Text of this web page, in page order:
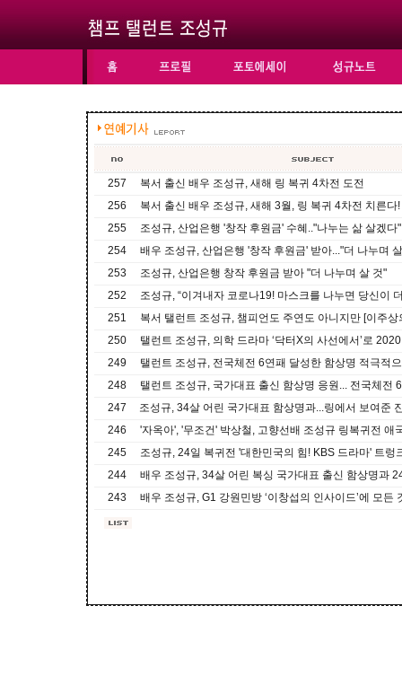
257
복서 출신 배우 조성규, 새해 링 복귀 4차전 도전
256
복서 출신 배우 조성규, 새해 3월, 링 복귀 4차전 치른다!
255
조성규, 산업은행 '창작 후원금' 수혜.."나누는 삶 살겠다"
254
배우 조성규, 산업은행 '창작 후원금' 받아..."더 나누며
253
조성규, 산업은행 창작 후원금 받아 "더 나누며 살 것"
252
조성규, “이겨내자 코로나19! 마스크를 나누면 당신이
251
복서 탤런트 조성규, 챔피언도 주연도 아니지만 [이주상
250
탤런트 조성규, 의학 드라마 ‘닥터X의 사선에서’로
249
탤런트 조성규, 전국체전 6연패 달성한 함상명 적극적
248
탤런트 조성규, 국가대표 출신 함상명 응원... 전국체전
247
조성규, 34살 어린 국가대표 함상명과...링에서 보여준
246
'자옥아', '무조건' 박상철, 고향선배 조성규 링복귀전 애
245
조성규, 24일 복귀전 '대한민국의 힘! KBS 드라마' 트렁
244
배우 조성규, 34살 어린 복싱 국가대표 출신 함상명과
243
배우 조성규, G1 강원민방 ‘이창섭의 인사이드’에 모든